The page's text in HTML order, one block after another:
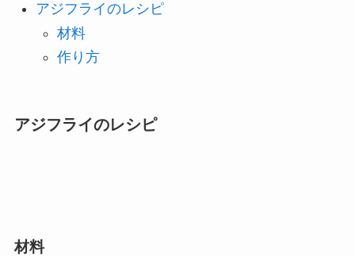
アジフライのレシピ
材料
作り方
アジフライのレシピ
材料